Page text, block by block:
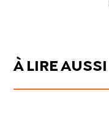
À LIRE AUSSI